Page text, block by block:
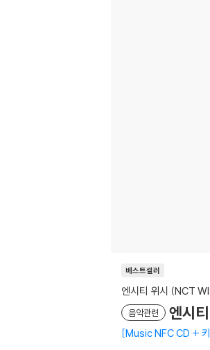
베스트셀러
엔시티 위시 (NCT
음악관련 엔시
Music NFC CD + 키